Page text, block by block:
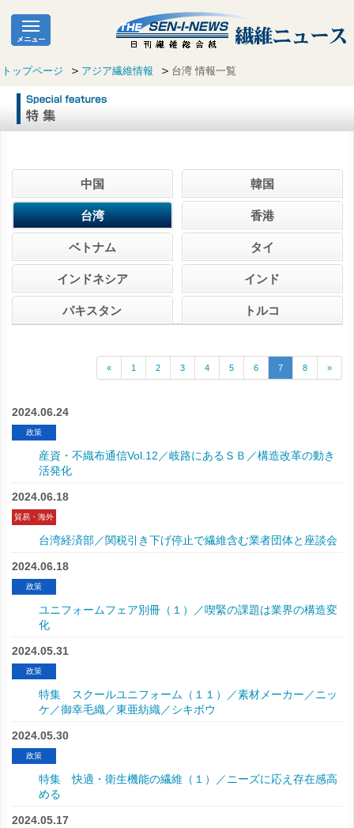
トップページ アジア繊維情報 台湾 情報一覧
中国 韓国
台湾 香港
ベトナム タイ
インドネシア インド
パキスタン トルコ
« 1 2 3 4 5 6 7 8 »
2024.06.24
政策
産資・不織布通信Vol.12／岐路にあるＳＢ／構造改革の動き
活発化
2024.06.18
貿易・海外
台湾経済部／関税引き下げ停止で繊維含む業者団体と座談会
2024.06.18
政策
ユニフォームフェア別冊（１）／喫緊の課題は業界の構造変
化
2024.05.31
政策
特集 スクールユニフォーム（１１）／素材メーカー／ニッ
ケ／御幸毛織／東亜紡織／シキボウ
2024.05.30
政策
特集 快適・衛生機能の繊維（１）／ニーズに応え存在感高
める
2024.05.17